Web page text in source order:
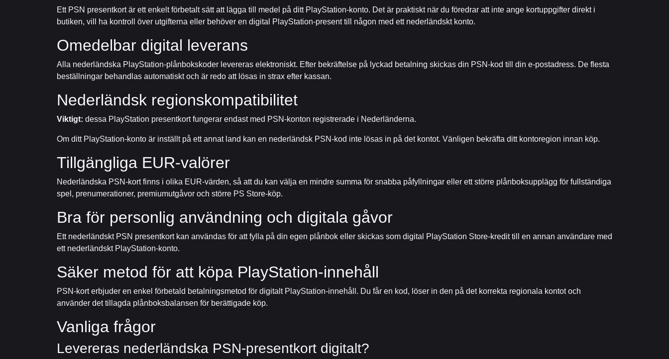
Ett PSN presentkort är ett enkelt förbetalt sätt att lägga till medel på ditt PlayStation-konto. Det är praktiskt när du föredrar att inte ange kortuppgifter direkt i
butiken, vill ha kontroll över utgifterna eller behöver en digital PlayStation-present till någon med ett nederländskt konto.
Omedelbar digital leverans
Alla nederländska PlayStation-plånbokskoder levereras elektroniskt. Efter bekräftelse på lyckad betalning skickas din PSN-kod till din e-postadress. De flesta
beställningar behandlas automatiskt och är redo att lösas in strax efter kassan.
Nederländsk regionskompatibilitet
Viktigt: dessa PlayStation presentkort fungerar endast med PSN-konton registrerade i Nederländerna.
Om ditt PlayStation-konto är inställt på ett annat land kan en nederländsk PSN-kod inte lösas in på det kontot. Vänligen bekräfta ditt kontoregion innan köp.
Tillgängliga EUR-valörer
Nederländska PSN-kort finns i olika EUR-värden, så att du kan välja en mindre summa för snabba påfyllningar eller ett större plånboksupplägg för fullständiga
spel, prenumerationer, premiumutgåvor och större PS Store-köp.
Bra för personlig användning och digitala gåvor
Ett nederländskt PSN presentkort kan användas för att fylla på din egen plånbok eller skickas som digital PlayStation Store-kredit till en annan användare med
ett nederländskt PlayStation-konto.
Säker metod för att köpa PlayStation-innehåll
PSN-kort erbjuder en enkel förbetald betalningsmetod för digitalt PlayStation-innehåll. Du får en kod, löser in den på det korrekta regionala kontot och
använder det tillagda plånboksbalansen för berättigade köp.
Vanliga frågor
Levereras nederländska PSN-presentkort digitalt?